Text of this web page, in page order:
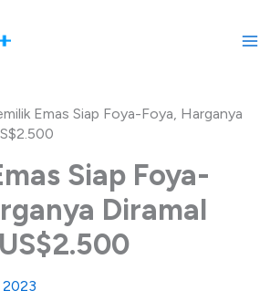
Emas Siap Foya-Foya, Harganya
Siap Foya-
Diramal